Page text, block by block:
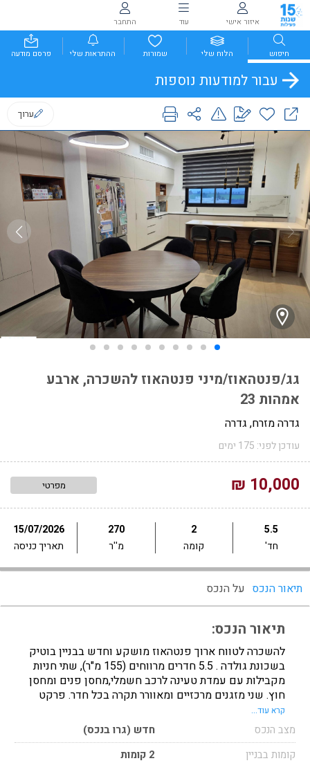
איזור אישי עוד התחבר
חיפוש הלוח שלי שמורות ההתראות שלי פרסם מודעה
עבור למודעות נוספות
ערוך
גג/פנטהאוז/מיני פנטהאוז להשכרה, ארבע
אמהות 23
גדרה מזרח, גדרה
עודכן לפני: 175 ימים
10,000 ₪ מפרטי
5.5
חד'
2
קומה
270
מ''ר
15/07/2026
תאריך כניסה
תיאור הנכס על הנכס
תיאור הנכס:
להשכרה לטווח ארוך פנטהאוז מושקע וחדש בבניין בוטיק
בשכונת גולדה . 5.5 חדרים מרווחים (155 מ"ר), שתי חניות
מקבילות עם עמדת טעינה לרכב חשמלי,מחסן פנים ומחסן
חוץ. שני מזגנים מרכזיים ומאוורר תקרה בכל חדר. פרקט
פרגולה,דק,דשא סינטטי,גינת גג מטופחת ומערכת השקיה.
המרפסת עברה חיזוק הנדסי למשקל של עד 1 טון לטובת
בריכה חיצונית (כלולה). הדירה מרוהטת ומאובזרת.
קרא עוד...
מצב הנכס
חדש (גרו בנכס)
קומות בבניין
2 קומות